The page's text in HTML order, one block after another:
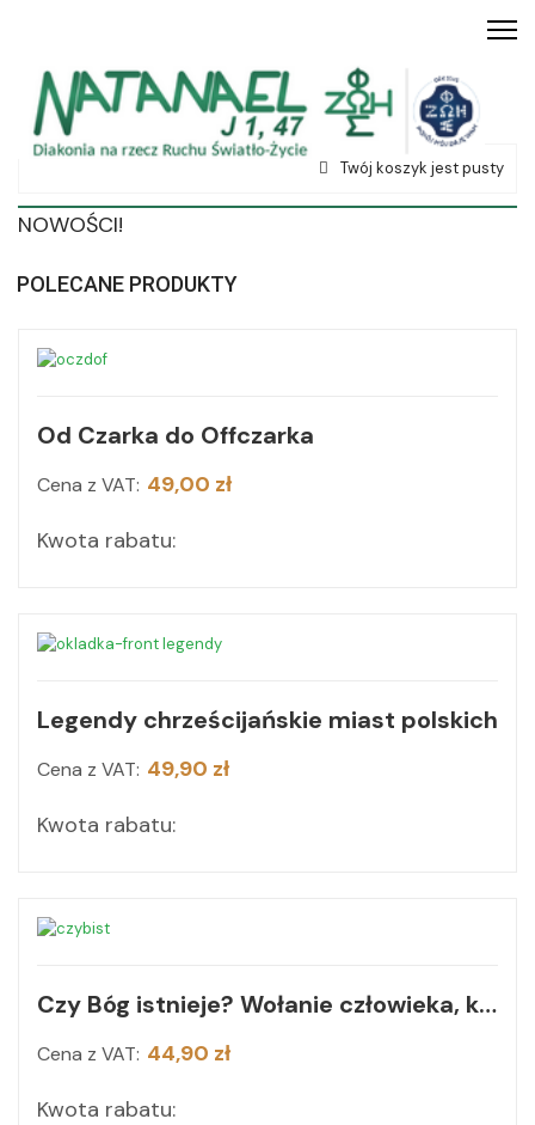
Twój koszyk jest pusty
NOWOŚCI!
POLECANE PRODUKTY
Od Czarka do Offczarka
Cena z VAT: 49,00 zł
Kwota rabatu:
Legendy chrześcijańskie miast polskich
Cena z VAT: 49,90 zł
Kwota rabatu:
Czy Bóg istnieje? Wołanie człowieka, który pragnie zbawienia
Cena z VAT: 44,90 zł
Kwota rabatu: